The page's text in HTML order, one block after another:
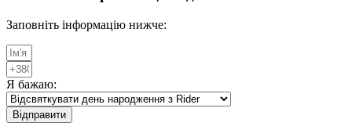
Заповніть інформацію нижче:
Я бажаю:
Відправити